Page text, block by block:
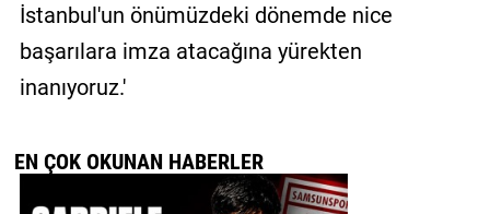
İstanbul'un önümüzdeki dönemde nice
başarılara imza atacağına yürekten
inanıyoruz.'
EN ÇOK OKUNAN HABERLER